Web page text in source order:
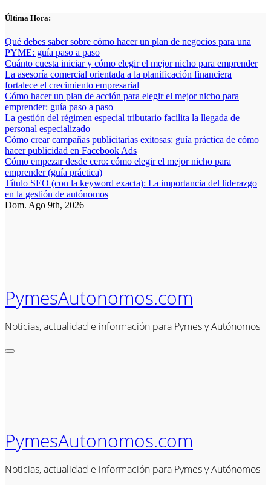
Saltar
contenido
Última Hora:
Qué debes saber sobre cómo hacer un plan de negocios para una
PYME: guía paso a paso
Cuánto cuesta iniciar y cómo elegir el mejor nicho para emprender
La asesoría comercial orientada a la planificación financiera
fortalece el crecimiento empresarial
Cómo hacer un plan de acción para elegir el mejor nicho para
emprender: guía paso a paso
La gestión del régimen especial tributario facilita la llegada de
personal especializado
Cómo crear campañas publicitarias exitosas: guía práctica de cómo
hacer publicidad en Facebook Ads
Cómo empezar desde cero: cómo elegir el mejor nicho para
emprender (guía práctica)
Título SEO (con la keyword exacta): La importancia del liderazgo
en la gestión de autónomos
Dom. Ago 9th, 2026
PymesAutonomos.com
Noticias, actualidad e información para Pymes y Autónomos
PymesAutonomos.com
Noticias, actualidad e información para Pymes y Autónomos